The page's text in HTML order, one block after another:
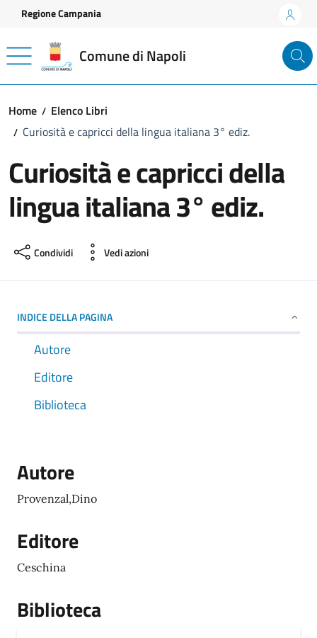
Vai ai contenuti
Vai al footer
Regione Campania
Comune di Napoli
Home
Elenco Libri
Curiosità e capricci della lingua italiana 3° ediz.
Curiosità e capricci della
lingua italiana 3° ediz.
Condividi Vedi azioni
INDICE DELLA PAGINA
Autore
Editore
Biblioteca
Autore
Provenzal,Dino
Editore
Ceschina
Biblioteca